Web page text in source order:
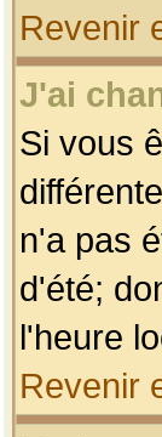
Revenir
J'ai
Si vous
n'a pas
d'été;
l'heure
Revenir